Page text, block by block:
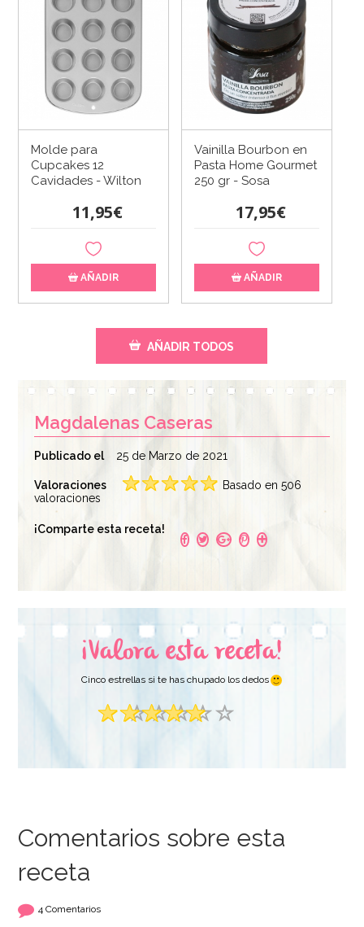
Molde para
Cupcakes 12
Cavidades - Wilton
11,95€
AÑADIR
Vainilla Bourbon en
Pasta Home Gourmet
250 gr - Sosa
17,95€
AÑADIR
Blancas
AÑADIR
Periódico
AÑADIR
Repostería 1 Kg -
Santa Rita
AÑADIR TODOS
Magdalenas Caseras
Publicado el 25 de Marzo de 2021
Valoraciones
Basado en 506
valoraciones
¡Comparte esta receta!
¡Valora esta receta!
Cinco estrellas si te has chupado los dedos
Comentarios sobre esta
receta
4 Comentarios